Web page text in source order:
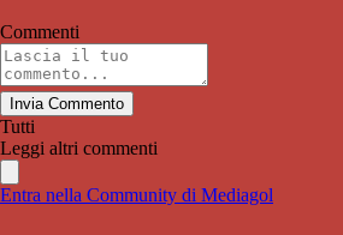
Commenti
Invia Commento
Tutti
Leggi altri commenti
Entra nella Community di Mediagol